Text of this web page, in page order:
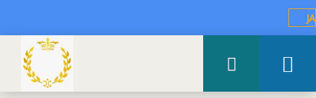
JA